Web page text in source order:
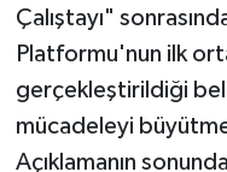
Çalıştayı"
Platformu'nun ilk
gerçekleştirildiği
mücadeleyi
Açıklamanın